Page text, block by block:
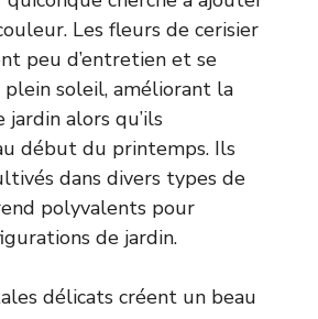
Les fleurs de cerisier
peu d’entretien et se
soleil, améliorant la
alors qu’ils
début du printemps. Ils
dans divers types de
polyvalents pour
de jardin.
délicats créent un beau